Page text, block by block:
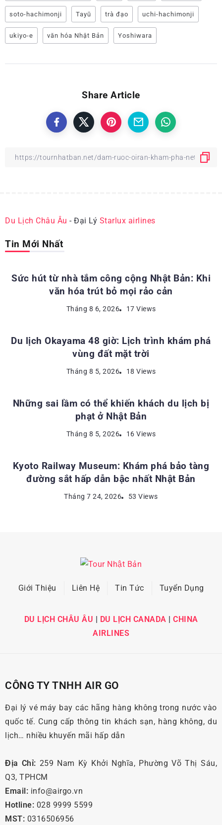
soto-hachimonji Tayū trà đạo uchi-hachimonji
ukiyo-e văn hóa Nhật Bản Yoshiwara
Share Article
Du Lịch Châu Âu - Đại Lý Starlux airlines
Tin Mới Nhất
Sức hút từ nhà tắm công cộng Nhật Bản: Khi
văn hóa trút bỏ mọi rảo cản
Tháng 8 6, 2026 17 Views
ĐỊA ĐIỂM DU LỊCH NHẬT BẢN
Du lịch Okayama 48 giờ: Lịch trình khám phá
vùng đất mặt trời
Tháng 8 5, 2026 18 Views
KINH NGHIỆM DU LỊCH NHẬT BẢN
Những sai lầm có thể khiến khách du lịch bị
phạt ở Nhật Bản
Tháng 8 5, 2026 16 Views
ĐỊA ĐIỂM DU LỊCH NHẬT BẢN
Kyoto Railway Museum: Khám phá bảo tàng
đường sắt hấp dẫn bậc nhất Nhật Bản
Tháng 7 24, 2026 53 Views
Giới Thiệu Liên Hệ Tin Tức Tuyển Dụng
DU LỊCH CHÂU ÂU | DU LỊCH CANADA | CHINA
AIRLINES
CÔNG TY TNHH AIR GO
Đại lý vé máy bay các hãng hàng không trong nước vào
quốc tế. Cung cấp thông tin khách sạn, hàng không, du
lịch… nhiều khuyến mãi hấp dẫn
Địa Chỉ: 259 Nam Kỳ Khởi Nghĩa, Phường Võ Thị Sáu,
Q3, TPHCM
Email: info@airgo.vn
Hotline: 028 9999 5599
MST: 0316506956